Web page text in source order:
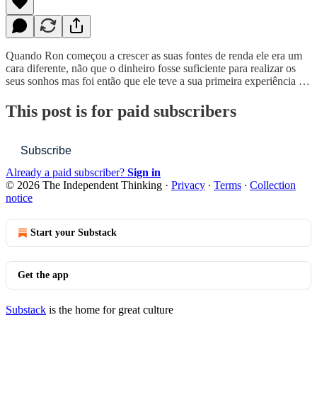
Quando Ron começou a crescer as suas fontes de renda ele era um
cara diferente, não que o dinheiro fosse suficiente para realizar os
seus sonhos mas foi então que ele teve a sua primeira experiência …
This post is for paid subscribers
Subscribe
Already a paid subscriber? Sign in
© 2026 The Independent Thinking · Privacy ∙ Terms ∙ Collection
notice
Start your Substack
Get the app
Substack is the home for great culture